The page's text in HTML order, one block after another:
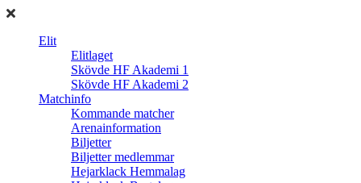
Elit
Elitlaget
Skövde HF Akademi 1
Skövde HF Akademi 2
Matchinfo
Kommande matcher
Arenainformation
Biljetter
Biljetter medlemmar
Hejarklack Hemmalag